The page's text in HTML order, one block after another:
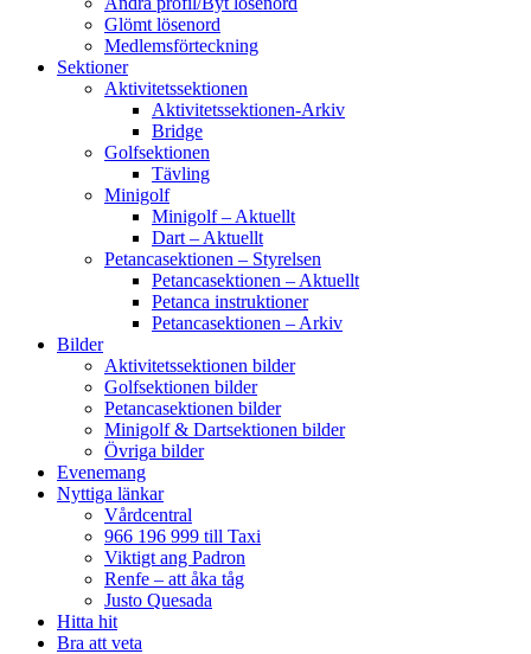
Glömt lösenord
Medlemsförteckning
Sektioner
Aktivitetssektionen
Aktivitetssektionen-Arkiv
Bridge
Golfsektionen
Tävling
Minigolf
Minigolf – Aktuellt
Dart – Aktuellt
Petancasektionen – Styrelsen
Petancasektionen – Aktuellt
Petanca instruktioner
Petancasektionen – Arkiv
Bilder
Aktivitetssektionen bilder
Golfsektionen bilder
Petancasektionen bilder
Minigolf & Dartsektionen bilder
Övriga bilder
Evenemang
Nyttiga länkar
Vårdcentral
966 196 999 till Taxi
Viktigt ang Padron
Renfe – att åka tåg
Justo Quesada
Hitta hit
Bra att veta